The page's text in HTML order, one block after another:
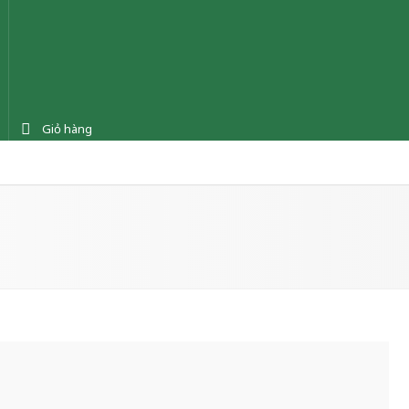
Giỏ hàng